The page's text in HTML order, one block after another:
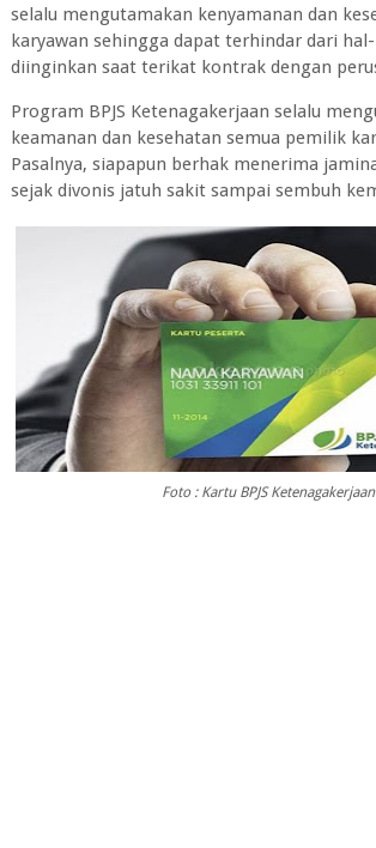
selalu mengutamakan kenyamanan dan
karyawan sehingga dapat terhindar dari
diinginkan saat terikat kontrak dengan
Program BPJS Ketenagakerjaan selalu
keamanan dan kesehatan semua pemilik
Pasalnya, siapapun berhak menerima
sejak divonis jatuh sakit sampai sembuh
Foto : Kartu BPJS Ketenagakerjaan